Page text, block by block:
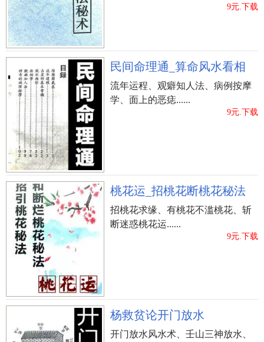
9元.下载
民间命理通_算命风水看相
流年运程、观癖知人法、病例按摩
学、面上的恶痣......
9元.下载
桃花运_招桃花断桃花秘法
招桃花求缘、有桃花不滥桃花、斩
断迷惑桃花运......
9元.下载
杨救贫论开门放水
开门放水风水术、壬山三神放水、